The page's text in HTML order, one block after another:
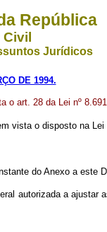
República
Jurídicos
DE 1994.
o art. 28 da Lei nº
vista o disposto na Lei
do Anexo a este
autorizada a